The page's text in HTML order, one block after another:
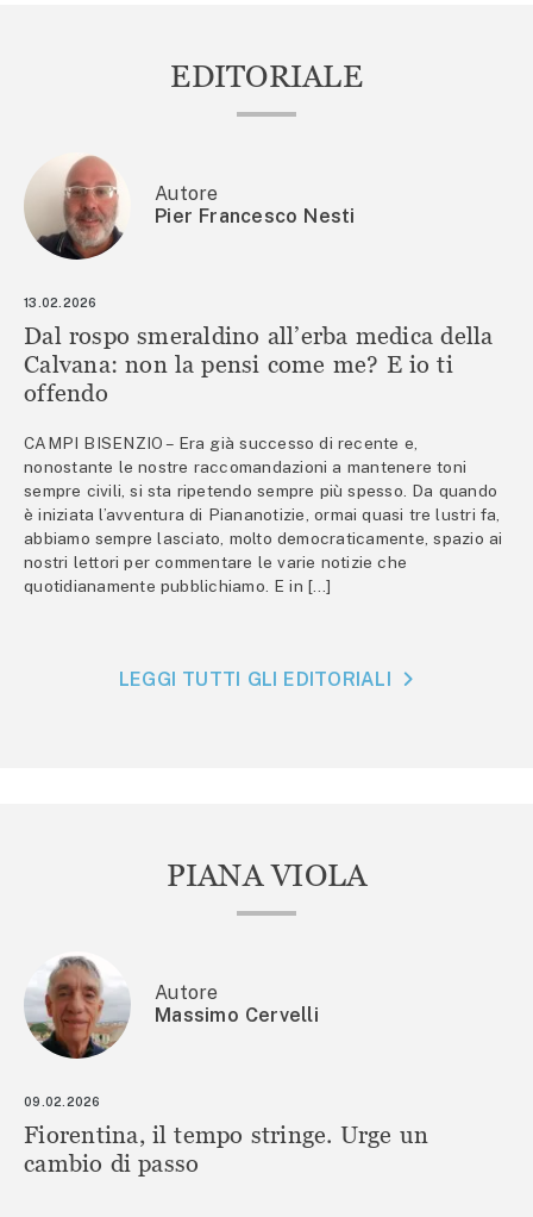
EDITORIALE
Autore
Pier Francesco Nesti
13.02.2026
Dal rospo smeraldino all’erba medica della
Calvana: non la pensi come me? E io ti
offendo
CAMPI BISENZIO – Era già successo di recente e,
nonostante le nostre raccomandazioni a mantenere toni
sempre civili, si sta ripetendo sempre più spesso. Da quando
è iniziata l’avventura di Piananotizie, ormai quasi tre lustri fa,
abbiamo sempre lasciato, molto democraticamente, spazio ai
nostri lettori per commentare le varie notizie che
quotidianamente pubblichiamo. E in […]
LEGGI TUTTI GLI EDITORIALI
PIANA VIOLA
Autore
Massimo Cervelli
09.02.2026
Fiorentina, il tempo stringe. Urge un
cambio di passo